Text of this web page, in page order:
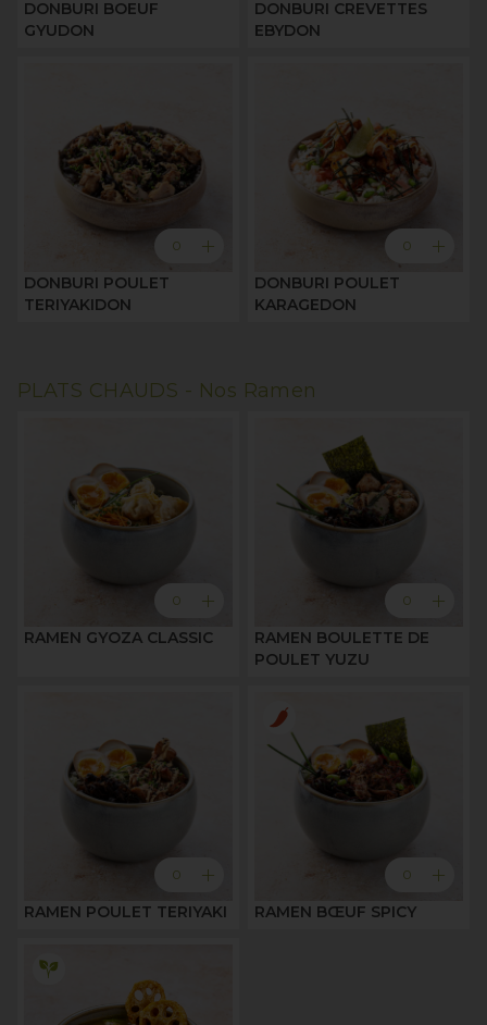
DONBURI BOEUF
GYUDON
DONBURI CREVETTES
EBYDON
0 add
DONBURI POULET
TERIYAKIDON
0 add
DONBURI POULET
KARAGEDON
PLATS CHAUDS - Nos Ramen
0 add
RAMEN GYOZA CLASSIC
0 add
RAMEN BOULETTE DE
POULET YUZU
0 add
RAMEN POULET TERIYAKI
0 add
RAMEN BŒUF SPICY